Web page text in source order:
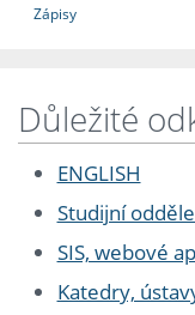
Zápisy
Důležité
ENGLISH
Studijní
SIS, webové
Katedry,